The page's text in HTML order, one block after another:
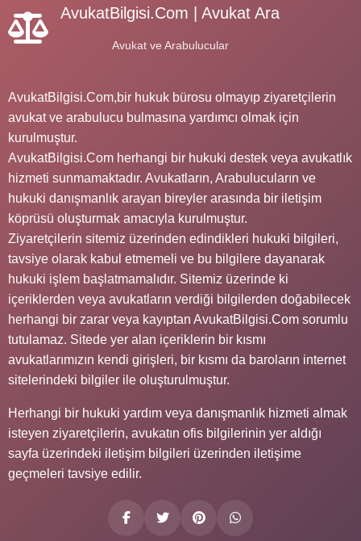
AvukatBilgisi.Com | Avukat Ara
Avukat ve Arabulucular
AvukatBilgisi.Com,bir hukuk bürosu olmayıp ziyaretçilerin
avukat ve arabulucu bulmasına yardımcı olmak için
kurulmuştur.
AvukatBilgisi.Com herhangi bir hukuki destek veya avukatlık
hizmeti sunmamaktadır. Avukatların, Arabulucuların ve
hukuki danışmanlık arayan bireyler arasında bir iletişim
köprüsü oluşturmak amacıyla kurulmuştur.
Ziyaretçilerin sitemiz üzerinden edindikleri hukuki bilgileri,
tavsiye olarak kabul etmemeli ve bu bilgilere dayanarak
hukuki işlem başlatmamalıdır. Sitemiz üzerinde ki
içeriklerden veya avukatların verdiği bilgilerden doğabilecek
herhangi bir zarar veya kayıptan AvukatBilgisi.Com sorumlu
tutulamaz. Sitede yer alan içeriklerin bir kısmı
avukatlarımızın kendi girişleri, bir kısmı da baroların internet
sitelerindeki bilgiler ile oluşturulmuştur.
Herhangi bir hukuki yardım veya danışmanlık hizmeti almak
isteyen ziyaretçilerin, avukatın ofis bilgilerinin yer aldığı
sayfa üzerindeki iletişim bilgileri üzerinden iletişime
geçmeleri tavsiye edilir.